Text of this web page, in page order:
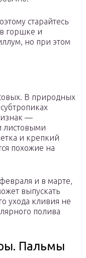
старайтесь
горшке и
но при этом
В природных
—
и крепкий
похожие на
и в марте,
выпускать
ухода кливия не
полива
Пальмы